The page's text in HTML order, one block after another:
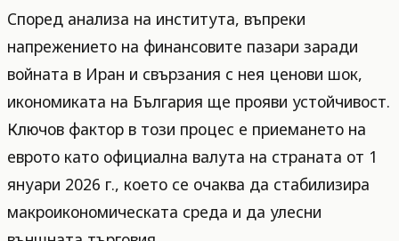
Според анализа на института, въпреки
напрежението на финансовите пазари заради
войната в Иран и свързания с нея ценови шок,
икономиката на България ще прояви устойчивост.
Ключов фактор в този процес е приемането на
еврото като официална валута на страната от 1
януари 2026 г., което се очаква да стабилизира
макроикономическата среда и да улесни